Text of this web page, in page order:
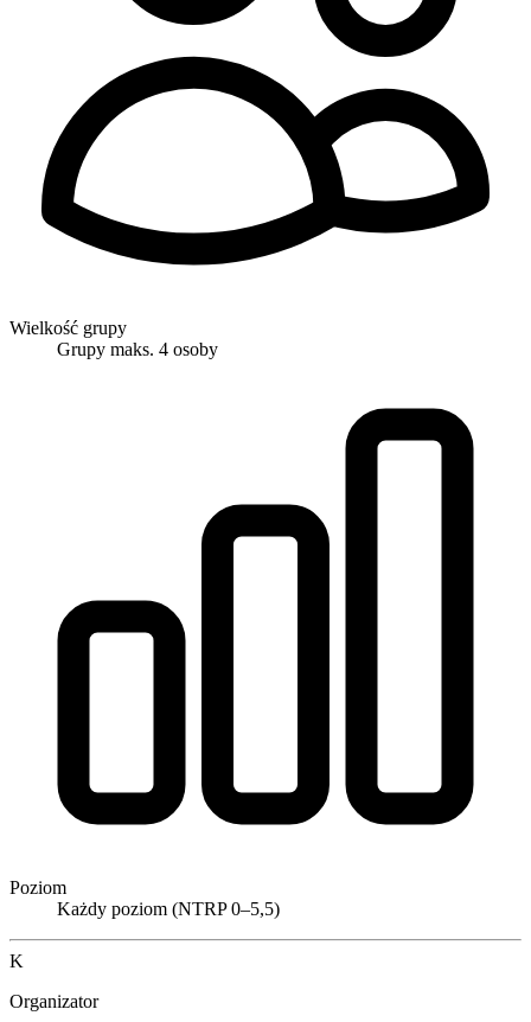
Wielkość grupy
Grupy maks. 4 osoby
Poziom
Każdy poziom (NTRP 0–5,5)
K
Organizator